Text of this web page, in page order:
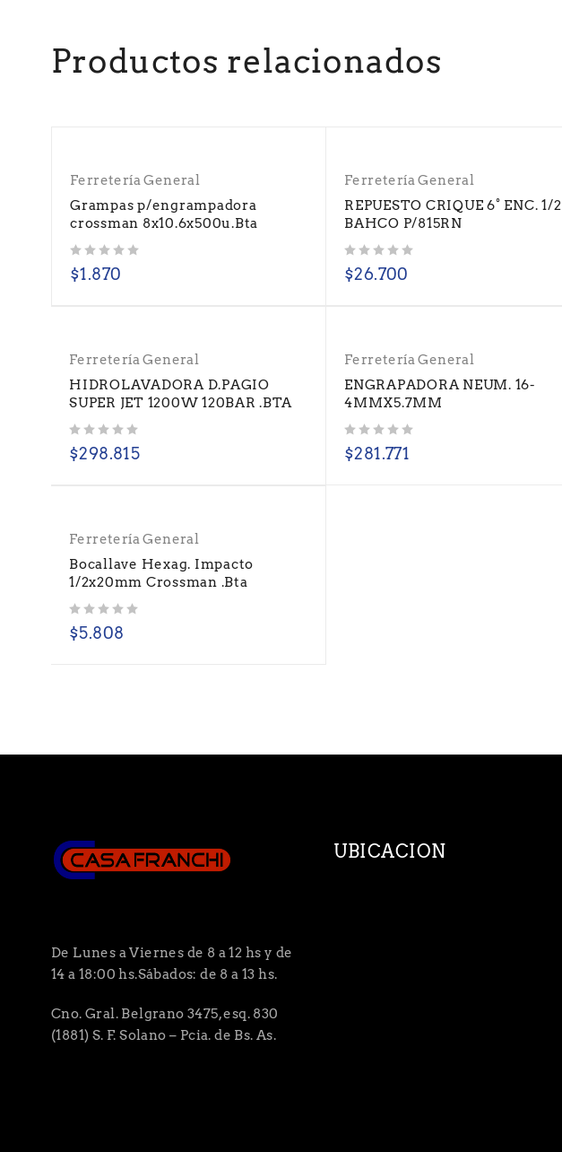
Productos relacionados
Ferretería General
Grampas p/engrampadora
crossman 8x10.6x500u.Bta
$1.870
Ferretería General
REPUESTO CRIQUE 6° ENC. 1/2
BAHCO P/815RN
$26.700
Ferretería General
HIDROLAVADORA D.PAGIO
SUPER JET 1200W 120BAR .BTA
$298.815
Ferretería General
ENGRAPADORA NEUM. 16-
4MMX5.7MM
$281.771
Ferretería General
Bocallave Hexag. Impacto
1/2x20mm Crossman .Bta
$5.808
De Lunes a Viernes de 8 a 12 hs y de
14 a 18:00 hs.Sábados: de 8 a 13 hs.
Cno. Gral. Belgrano 3475, esq. 830
(1881) S. F. Solano – Pcia. de Bs. As.
UBICACION